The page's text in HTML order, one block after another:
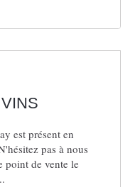
est présent en
pas à nous
point de vente le